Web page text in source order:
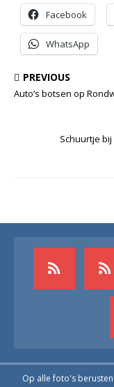
Facebook
WhatsApp
PREVIOUS
Auto’s botsen op
Schuurtje
Op alle foto's